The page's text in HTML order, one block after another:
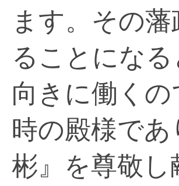
ます。その
ることにな
向きに働く
時の殿様で
彬』を尊敬